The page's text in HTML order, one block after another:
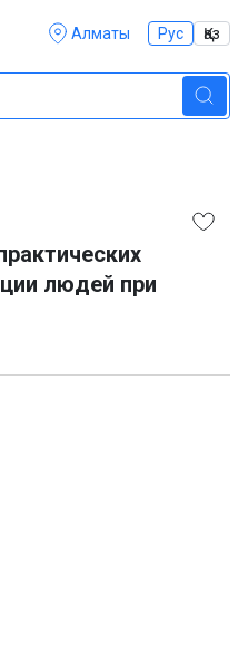
Алматы Рус Қаз
людей при